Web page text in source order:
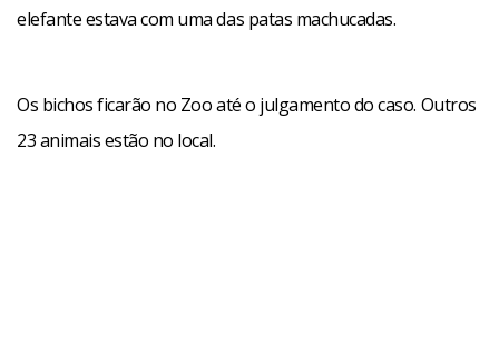
elefante estava com uma das patas machucadas.
Os bichos ficarão no Zoo até o julgamento do caso. Outros
23 animais estão no local.